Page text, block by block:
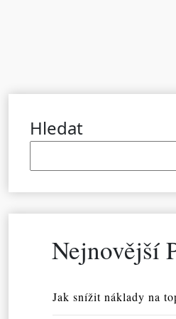
Hledat
Nejnovější
Jak snížit náklady na